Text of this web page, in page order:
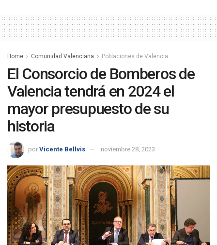
Home Comunidad Valenciana Poblaciones de Valencia
El Consorcio de Bomberos de
Valencia tendrá en 2024 el
mayor presupuesto de su
historia
por Vicente Bellvis noviembre 28, 2023